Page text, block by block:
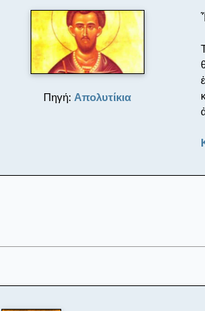
Πηγή: Απολυτίκια